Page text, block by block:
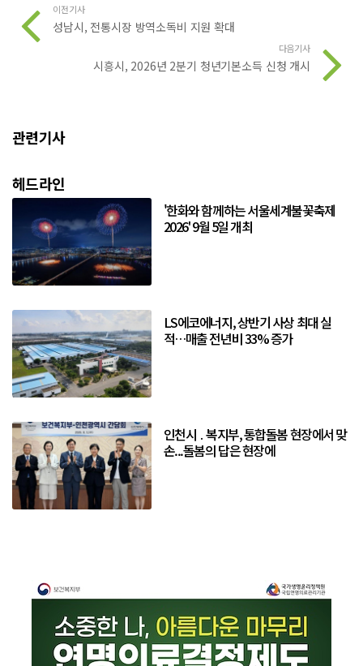
이전기사
성남시, 전통시장 방역소독비 지원 확대
다음기사
시흥시, 2026년 2분기 청년기본소득 신청 개시
관련기사
헤드라인
'한화와 함께하는 서울세계불꽃축제
2026' 9월 5일 개최
LS에코에너지, 상반기 사상 최대 실
적…매출 전년비 33% 증가
인천시 ․ 복지부, 통합돌봄 현장에서 맞
손...돌봄의 답은 현장에